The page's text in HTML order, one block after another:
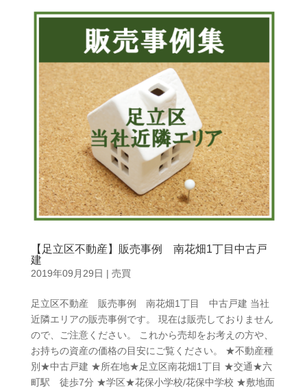
【足立区不動産】販売事例 南花畑1丁目中古戸
建
2019年09月29日 | 売買
足立区不動産 販売事例 南花畑1丁目 中古戸建 当社
近隣エリアの販売事例です。 現在は販売しておりません
ので、ご注意ください。 これから売却をお考えの方や、
お持ちの資産の価格の目安にご覧ください。 ★不動産種
別★中古戸建 ★所在地★足立区南花畑1丁目 ★交通★六
町駅 徒歩7分 ★学区★花保小学校/花保中学校 ★敷地面